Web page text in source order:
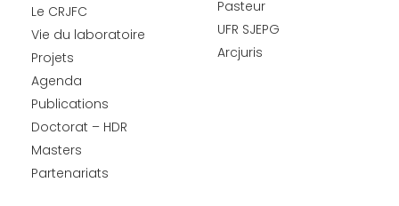
Le CRJFC
Vie du laboratoire
Projets
Agenda
Publications
Doctorat – HDR
Masters
Partenariats
Pasteur
UFR SJEPG
Arcjuris